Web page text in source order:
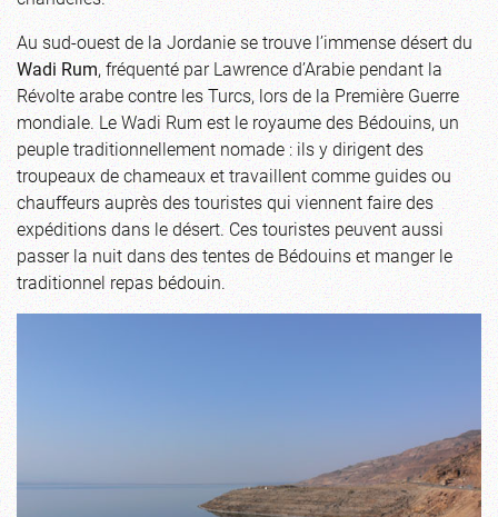
Au sud-ouest de la Jordanie se trouve l’immense désert du
Wadi Rum, fréquenté par Lawrence d’Arabie pendant la
Révolte arabe contre les Turcs, lors de la Première Guerre
mondiale. Le Wadi Rum est le royaume des Bédouins, un
peuple traditionnellement nomade : ils y dirigent des
troupeaux de chameaux et travaillent comme guides ou
chauffeurs auprès des touristes qui viennent faire des
expéditions dans le désert. Ces touristes peuvent aussi
passer la nuit dans des tentes de Bédouins et manger le
traditionnel repas bédouin.